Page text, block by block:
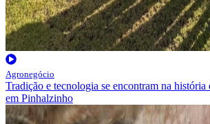
Agronegócio
Tradição e tecnologia se encontram na
em Pinhalzinho